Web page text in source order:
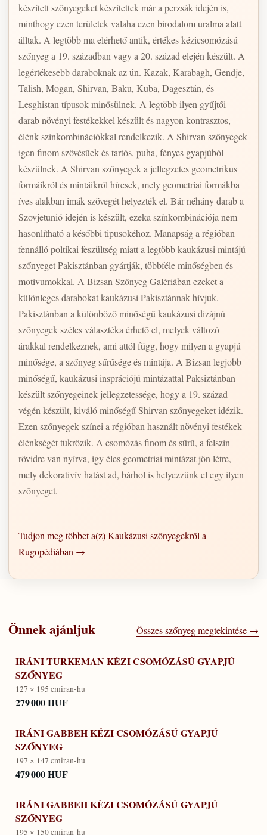
készített szőnyegeket készítettek már a perzsák idején is,
minthogy ezen területek valaha ezen birodalom uralma alatt
álltak. A legtöbb ma elérhető antik, értékes kézicsomózású
szőnyeg a 19. században vagy a 20. század elején készült. A
legértékesebb daraboknak az ún. Kazak, Karabagh, Gendje,
Talish, Mogan, Shirvan, Baku, Kuba, Dagesztán, és
Lesghistan típusok minősülnek. A legtöbb ilyen gyűjtői
darab növényi festékekkel készült és nagyon kontrasztos,
élénk színkombinációkkal rendelkezik. A Shirvan szőnyegek
igen finom szövésűek és tartós, puha, fényes gyapjúból
készülnek. A Shirvan szőnyegek a jellegzetes geometrikus
formáikról és mintáikról híresek, mely geometriai formákba
íves alakban imák szövegét helyezték el. Bár néhány darab a
Szovjetunió idején is készült, ezeka színkombinációja nem
hasonlítható a későbbi tipusokéhoz. Manapság a régióban
fennálló poltikai feszültség miatt a legtöbb kaukázusi mintájú
szőnyeget Pakisztánban gyártják, többféle minőségben és
motívumokkal. A Bizsan Szőnyeg Galériában ezeket a
különleges darabokat kaukázusi Pakisztánnak hívjuk.
Pakisztánban a különböző minőségű kaukázusi dizájnú
szőnyegek széles választéka érhető el, melyek változó
árakkal rendelkeznek, ami attól függ, hogy milyen a gyapjú
minősége, a szőnyeg sűrűsége és mintája. A Bizsan legjobb
minőségű, kaukázusi insprációjú mintázattal Paksiztánban
készült szőnyegeinek jellegzetessége, hogy a 19. század
végén készült, kiváló minőségű Shirvan szőnyegeket idézik.
Ezen szőnyegek színei a régióban használt növényi festékek
élénkségét tükrözik. A csomózás finom és sűrű, a felszín
rövidre van nyírva, így éles geometriai mintázat jön létre,
mely dekorativív hatást ad, bárhol is helyezzünk el egy ilyen
szőnyeget.
Tudjon meg többet a(z) Kaukázusi szőnyegekről a
Rugopédiában →
Önnek ajánljuk Összes szőnyeg megtekintése →
IRÁNI TURKEMAN KÉZI CSOMÓZÁSÚ GYAPJÚ
SZŐNYEG
127 × 195 cmiran-hu
279 000 HUF
IRÁNI GABBEH KÉZI CSOMÓZÁSÚ GYAPJÚ
SZŐNYEG
197 × 147 cmiran-hu
479 000 HUF
IRÁNI GABBEH KÉZI CSOMÓZÁSÚ GYAPJÚ
SZŐNYEG
195 × 150 cmiran-hu